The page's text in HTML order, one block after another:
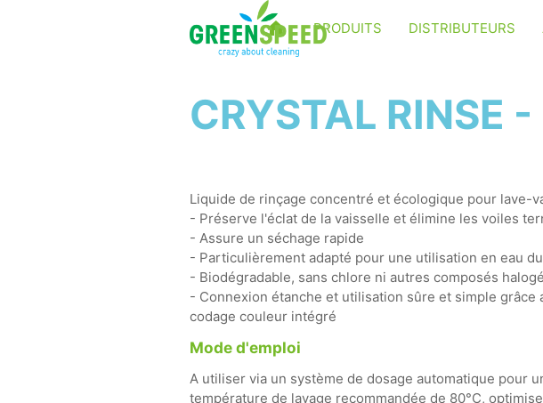
PRODUITS DISTRIBUTEURS
CRYSTAL RINSE
Liquide de rinçage concentré et écologique pour lave-
- Préserve l'éclat de la vaisselle et élimine les voiles
- Assure un séchage rapide
- Particulièrement adapté pour une utilisation en eau
- Biodégradable, sans chlore ni autres composés
- Connexion étanche et utilisation sûre et simple grâce
codage couleur intégré
Mode d'emploi
A utiliser via un système de dosage automatique pour
température de lavage recommandée de 80°C,